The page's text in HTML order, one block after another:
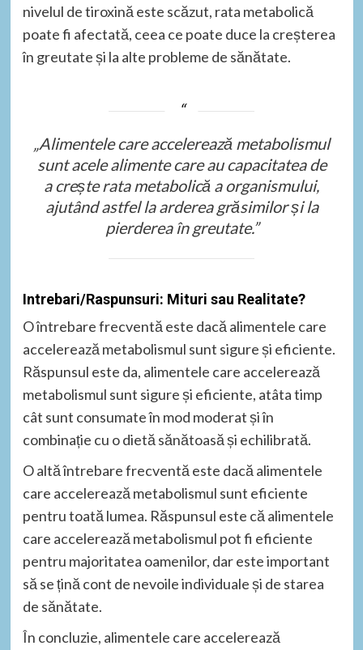
nivelul de tiroxină este scăzut, rata metabolică
poate fi afectată, ceea ce poate duce la creșterea
în greutate și la alte probleme de sănătate.
„Alimentele care accelerează metabolismul
sunt acele alimente care au capacitatea de
a crește rata metabolică a organismului,
ajutând astfel la arderea grăsimilor și la
pierderea în greutate.”
Intrebari/Raspunsuri: Mituri sau Realitate?
O întrebare frecventă este dacă alimentele care
accelerează metabolismul sunt sigure și eficiente.
Răspunsul este da, alimentele care accelerează
metabolismul sunt sigure și eficiente, atâta timp
cât sunt consumate în mod moderat și în
combinație cu o dietă sănătoasă și echilibrată.
O altă întrebare frecventă este dacă alimentele
care accelerează metabolismul sunt eficiente
pentru toată lumea. Răspunsul este că alimentele
care accelerează metabolismul pot fi eficiente
pentru majoritatea oamenilor, dar este important
să se țină cont de nevoile individuale și de starea
de sănătate.
În concluzie, alimentele care accelerează